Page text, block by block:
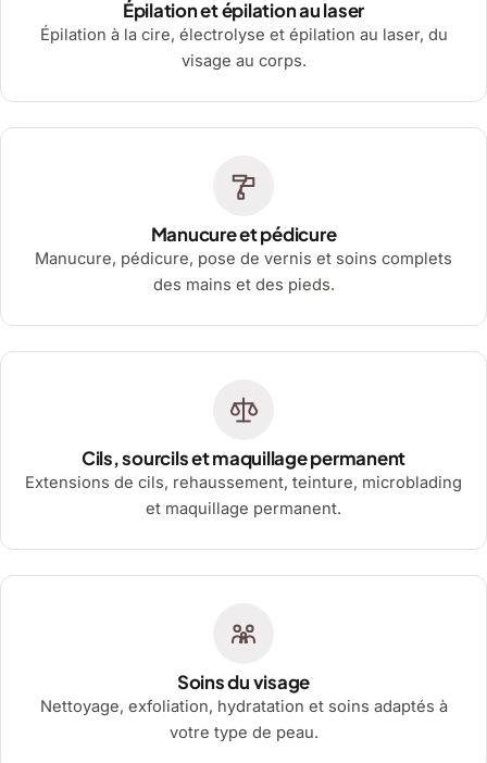
Épilation et épilation au laser
Épilation à la cire, électrolyse et épilation au laser, du
visage au corps.
Manucure et pédicure
Manucure, pédicure, pose de vernis et soins complets
des mains et des pieds.
Cils, sourcils et maquillage permanent
Extensions de cils, rehaussement, teinture, microblading
et maquillage permanent.
Soins du visage
Nettoyage, exfoliation, hydratation et soins adaptés à
votre type de peau.